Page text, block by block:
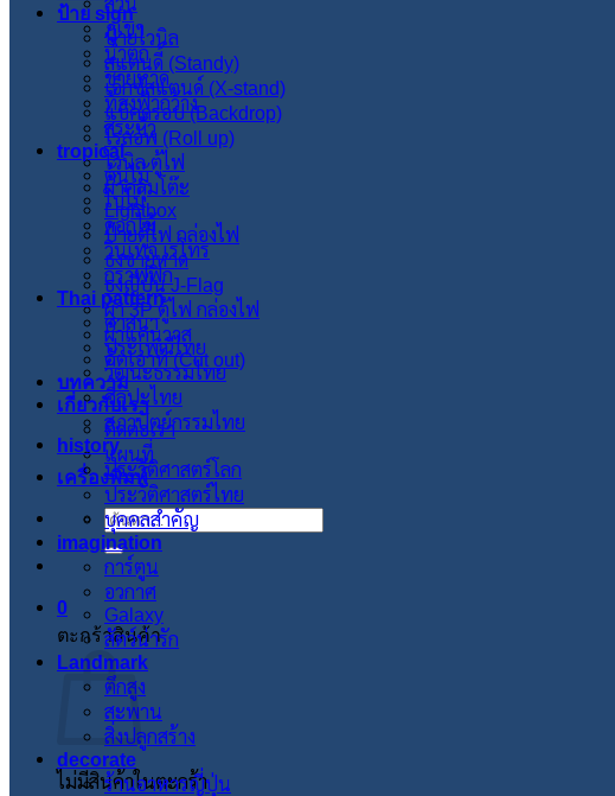
ป้าย sign
ป้ายไวนิล
สแตนดี้ (Standy)
เอ็กซ์สแตนด์ (X-stand)
แบ็คดรอป (Backdrop)
โรลอัพ (Roll up)
ไวนิล ตู้ไฟ
ผ้าคลุมโต๊ะ
Lightbox
ป้ายตู้ไฟ กล่องไฟ
ธงชายหาด
ธงญี่ปุ่น J-Flag
ผ้า 3P ตู้ไฟ กล่องไฟ
ผ้าแคนวาส
คัตเอาท์ (Cut out)
บทความ
เกี่ยวกับเรา
ติดต่อเรา
แผนที่
เครื่องพิมพ์
ค้นหา:
0
ตะกร้าสินค้า
ไม่มีสินค้าในตะกร้า
ภูเขา
น้ำตก
ชายหาด
ท้องฟ้ากว้าง
สระบัว
tropical
ต้นไม้
ใบไม้
ดอกไม้
วินเทจ เรโทร
กราฟฟิก
Thai pattern
ศาสนา
ประเพณีไทย
วัฒนะธรรมไทย
ศิลปะไทย
สภาปัตย์กรรมไทย
history
ประวัติศาสตร์โลก
ประวัติศาสตร์ไทย
บุคคลสำคัญ
imagination
การ์ตูน
อวกาศ
Galaxy
สัตว์น่ารัก
Landmark
ตึกสูง
สะพาน
สิ่งปลูกสร้าง
decorate
ร้านอาหารญี่ปุ่น